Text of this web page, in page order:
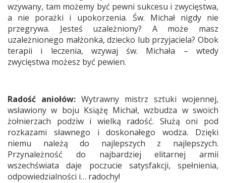
wzywany, tam możemy być pewni sukcesu i zwycięstwa,
a nie porażki i upokorzenia. Św. Michał nigdy nie
przegrywa. Jesteś uzależniony? A może masz
uzależnionego małżonka, dziecko lub przyjaciela? Obok
terapii i leczenia, wzywaj św. Michała – wtedy
zwycięstwa możesz być pewien.
Radość aniołów: Wytrawny mistrz sztuki wojennej,
wsławiony w boju Książę Michał, wzbudza w swoich
żołnierzach podziw i wielką radość. Służą oni pod
rozkazami sławnego i doskonałego wodza. Dzięki
niemu należą do najlepszych z najlepszych.
Przynależność do najbardziej elitarnej armii
wszechświata daje poczucie satysfakcji, spełnienia,
odpowiedzialności i… radochy!